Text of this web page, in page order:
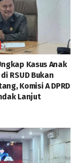
Kasus Anak
RSUD Bukan
Komisi A DPRD
Lanjut